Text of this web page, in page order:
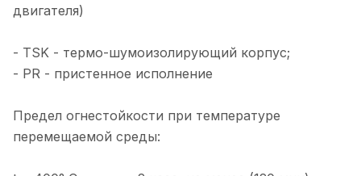
двигателя)
- TSK - термо-шумоизолирующий корпус;
- PR - пристенное исполнение
Предел огнестойкости при температуре
перемещаемой среды: